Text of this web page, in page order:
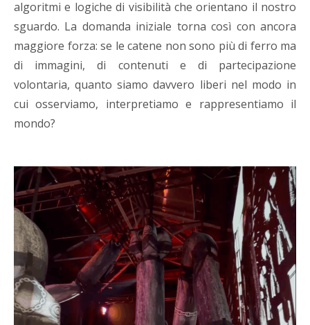
algoritmi e logiche di visibilità che orientano il nostro
sguardo. La domanda iniziale torna così con ancora
maggiore forza: se le catene non sono più di ferro ma
di immagini, di contenuti e di partecipazione
volontaria, quanto siamo davvero liberi nel modo in
cui osserviamo, interpretiamo e rappresentiamo il
mondo?